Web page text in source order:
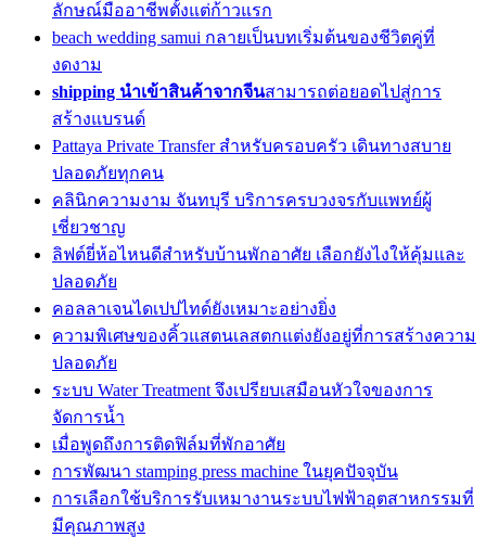
ลักษณ์มืออาชีพตั้งแต่ก้าวแรก
beach wedding samui กลายเป็นบทเริ่มต้นของชีวิตคู่ที่
งดงาม
shipping นำเข้าสินค้าจากจีนสามารถต่อยอดไปสู่การ
สร้างแบรนด์
Pattaya Private Transfer สำหรับครอบครัว เดินทางสบาย
ปลอดภัยทุกคน
คลินิกความงาม จันทบุรี บริการครบวงจรกับแพทย์ผู้
เชี่ยวชาญ
ลิฟต์ยี่ห้อไหนดีสำหรับบ้านพักอาศัย เลือกยังไงให้คุ้มและ
ปลอดภัย
คอลลาเจนไดเปปไทด์ยังเหมาะอย่างยิ่ง
ความพิเศษของคิ้วแสตนเลสตกแต่งยังอยู่ที่การสร้างความ
ปลอดภัย
ระบบ Water Treatment จึงเปรียบเสมือนหัวใจของการ
จัดการน้ำ
เมื่อพูดถึงการติดฟิล์มที่พักอาศัย
การพัฒนา stamping press machine ในยุคปัจจุบัน
การเลือกใช้บริการรับเหมางานระบบไฟฟ้าอุตสาหกรรมที่
มีคุณภาพสูง